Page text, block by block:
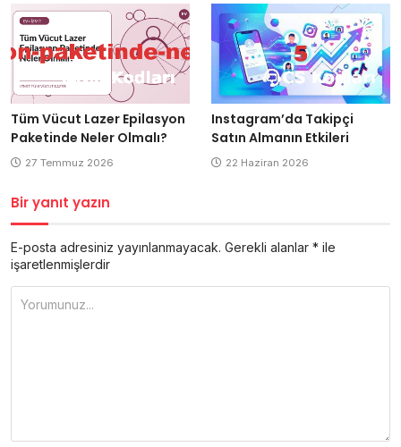
Tüm Vücut Lazer Epilasyon
Paketinde Neler Olmalı?
27 Temmuz 2026
Instagram’da Takipçi
Satın Almanın Etkileri
22 Haziran 2026
Bir yanıt yazın
E-posta adresiniz yayınlanmayacak. Gerekli alanlar * ile
işaretlenmişlerdir